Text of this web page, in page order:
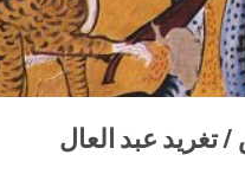
عبد العال